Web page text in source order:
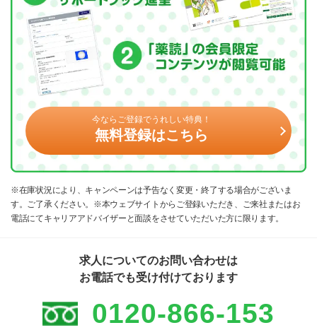
今ならご登録でうれしい特典！
無料登録はこちら
※在庫状況により、キャンペーンは予告なく変更・終了する場合がございま
す。ご了承ください。※本ウェブサイトからご登録いただき、ご来社またはお
電話にてキャリアアドバイザーと面談をさせていただいた方に限ります。
求人についてのお問い合わせは
お電話でも受け付けております
0120-866-153